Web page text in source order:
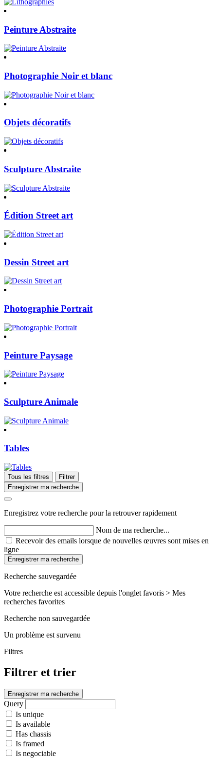
Peinture Abstraite
Photographie Noir et blanc
Objets décoratifs
Sculpture Abstraite
Édition Street art
Dessin Street art
Photographie Portrait
Peinture Paysage
Sculpture Animale
Tables
Tous les filtres
Filtrer
Enregistrer ma recherche
Enregistrez votre recherche pour la retrouver rapidement
Nom de ma recherche...
Recevoir des emails lorsque de nouvelles œuvres sont mises en
ligne
Enregistrer ma recherche
Recherche sauvegardée
Votre recherche est accessible depuis l'onglet favoris > Mes
recherches favorites
Recherche non sauvegardée
Un problème est survenu
Filtres
Filtrer et trier
Enregistrer ma recherche
Query
Is unique
Is available
Has chassis
Is framed
Is negociable